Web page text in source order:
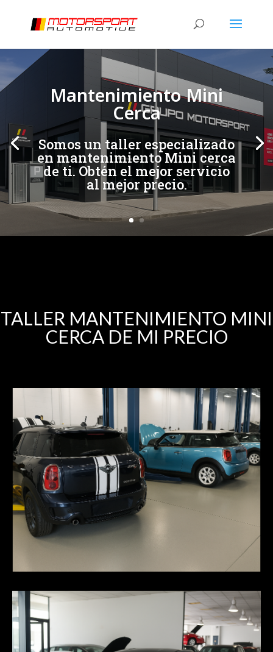
Mantenimiento Mini
Cerca
Somos un taller especializado
en mantenimiento Mini cerca
de ti. Obtén el mejor servicio
al mejor precio.
[/et_pb_slide] [/et_pb_slide]
TALLER MANTENIMIENTO MINI
CERCA DE MI PRECIO